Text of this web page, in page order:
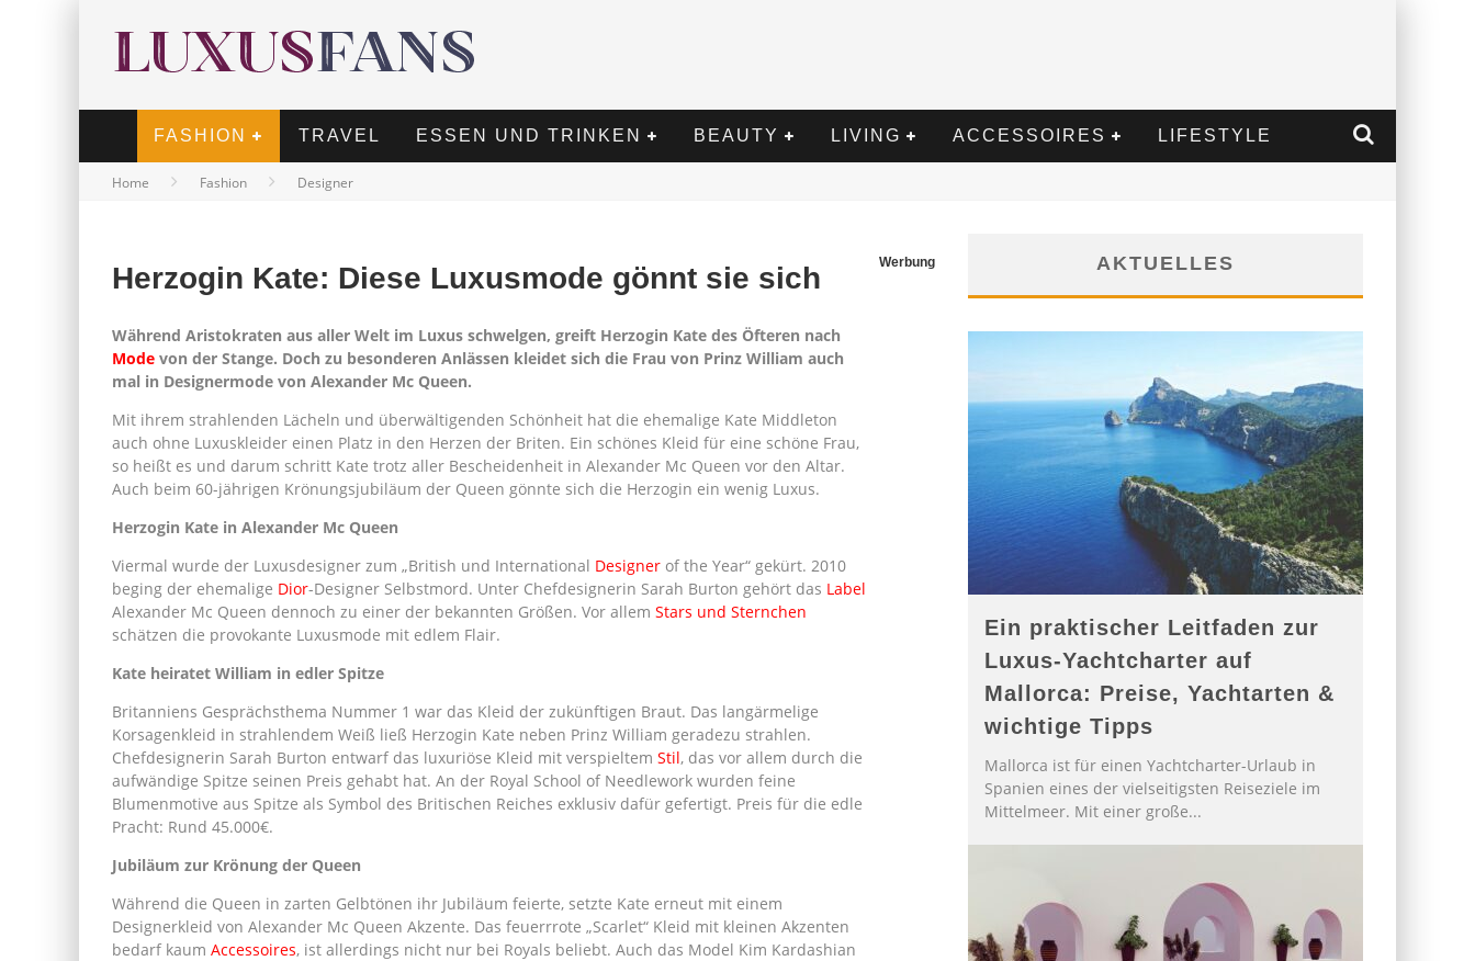
FASHION TRAVEL ESSEN UND TRINKEN BEAUTY LIVING ACCESSOIRES LIFESTYLE
Home Fashion Designer
Herzogin Kate: Diese Luxusmode gönnt sie sich Werbung
Während Aristokraten aus aller Welt im Luxus schwelgen, greift Herzogin Kate des Öfteren nach
Mode von der Stange. Doch zu besonderen Anlässen kleidet sich die Frau von Prinz William auch
mal in Designermode von Alexander Mc Queen.
Mit ihrem strahlenden Lächeln und überwältigenden Schönheit hat die ehemalige Kate Middleton
auch ohne Luxuskleider einen Platz in den Herzen der Briten. Ein schönes Kleid für eine schöne Frau,
so heißt es und darum schritt Kate trotz aller Bescheidenheit in Alexander Mc Queen vor den Altar.
Auch beim 60-jährigen Krönungsjubiläum der Queen gönnte sich die Herzogin ein wenig Luxus.
Herzogin Kate in Alexander Mc Queen
Viermal wurde der Luxusdesigner zum „British und International Designer of the Year“ gekürt. 2010
beging der ehemalige Dior-Designer Selbstmord. Unter Chefdesignerin Sarah Burton gehört das Label
Alexander Mc Queen dennoch zu einer der bekannten Größen. Vor allem Stars und Sternchen
schätzen die provokante Luxusmode mit edlem Flair.
Kate heiratet William in edler Spitze
Britanniens Gesprächsthema Nummer 1 war das Kleid der zukünftigen Braut. Das langärmelige
Korsagenkleid in strahlendem Weiß ließ Herzogin Kate neben Prinz William geradezu strahlen.
Chefdesignerin Sarah Burton entwarf das luxuriöse Kleid mit verspieltem Stil, das vor allem durch die
aufwändige Spitze seinen Preis gehabt hat. An der Royal School of Needlework wurden feine
Blumenmotive aus Spitze als Symbol des Britischen Reiches exklusiv dafür gefertigt. Preis für die edle
Pracht: Rund 45.000€.
Jubiläum zur Krönung der Queen
Während die Queen in zarten Gelbtönen ihr Jubiläum feierte, setzte Kate erneut mit einem
Designerkleid von Alexander Mc Queen Akzente. Das feuerrrote „Scarlet“ Kleid mit kleinen Akzenten
bedarf kaum Accessoires, ist allerdings nicht nur bei Royals beliebt. Auch das Model Kim Kardashian
AKTUELLES
Ein praktischer Leitfaden zur
Luxus-Yachtcharter auf
Mallorca: Preise, Yachtarten &
wichtige Tipps
Mallorca ist für einen Yachtcharter-Urlaub in
Spanien eines der vielseitigsten Reiseziele im
Mittelmeer. Mit einer große...